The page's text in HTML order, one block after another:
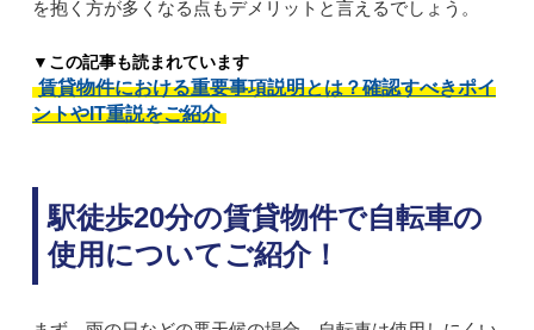
を抱く方が多くなる点もデメリットと言えるでしょう。
▼この記事も読まれています
賃貸物件における重要事項説明とは？確認すべきポイ
ントやIT重説をご紹介
駅徒歩20分の賃貸物件で自転車の
使用についてご紹介！